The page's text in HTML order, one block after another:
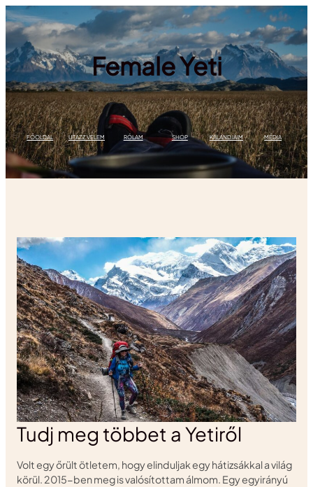
Female Yeti
FŐOLDAL UTAZZ VELEM RÓLAM SHOP KALANDJAIM MÉDIA
Tudj meg többet a Yetiről
Volt egy őrült ötletem, hogy elinduljak egy hátizsákkal a világ
körül. 2015-ben meg is valósítottam álmom. Egy egyirányú